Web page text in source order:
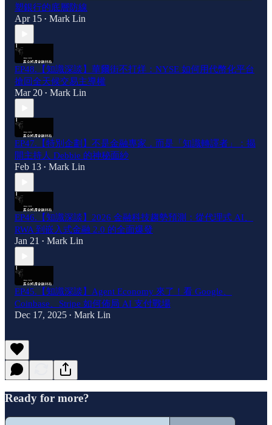
塑銀行的底層防線
Apr 15 • Mark Lin
EP48.【知識深談】華爾街不打烊：NYSE 如何用代幣化平台
搶回全天候交易主導權
Mar 20 • Mark Lin
EP47.【特別企劃】不是金融專家，而是「知識轉譯者」：揭
開主持人 Debbie 的神秘面紗
Feb 13 • Mark Lin
EP46.【知識深談】2026 金融科技趨勢預測：從代理式 AI、
RWA 到嵌入式金融 2.0 的全面爆發
Jan 21 • Mark Lin
EP45.【知識深談】Agent Economy 來了！看 Google、
Coinbase、Stripe 如何佈局 AI 支付戰場
Dec 17, 2025 • Mark Lin
Ready for more?